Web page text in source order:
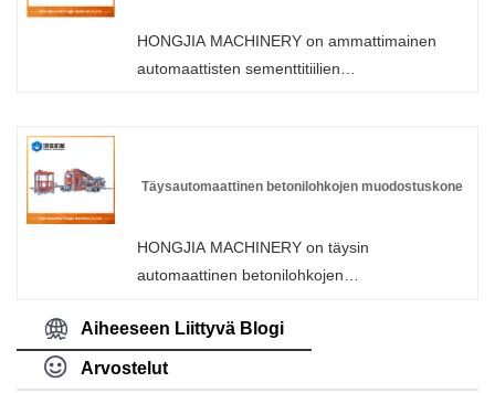
HONGJIA MACHINERY on ammattimainen
automaattisten sementtitiilien
tiilenvalmistuskoneeseen tehtaaltamme milloin
MACHINERY on seinäpaneelikoneiden
valmistaja ja toimittaja Kiinassa.
Täysautomaattinen betonilohkojen muodostuskone
HONGJIA MACHINERY on täysin
automaattinen betonilohkojen
Kiinassa, joka voi tukkumyyntiä betonilohkojen
valmistuskoneisiin, voimme tarjota
ammattitaitoista palvelua ja paremman hinnan
Aiheeseen Liittyvä Blogi
Arvostelut